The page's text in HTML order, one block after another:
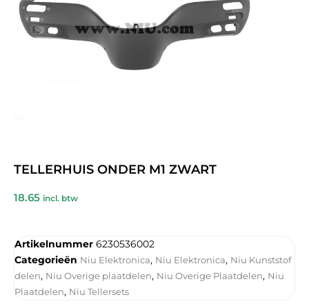
TELLERHUIS ONDER M1 ZWART
18.65 incl. btw
Artikelnummer 6230536002
Categorieën Niu Elektronica, Niu Elektronica, Niu Kunststof
delen, Niu Overige plaatdelen, Niu Overige Plaatdelen, Niu
Plaatdelen, Niu Tellersets